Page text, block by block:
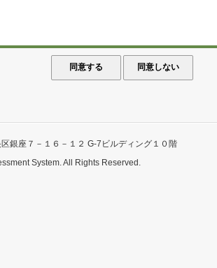
銀座７－１６－１２ G-7ビルディング１０階
System. All Rights Reserved.